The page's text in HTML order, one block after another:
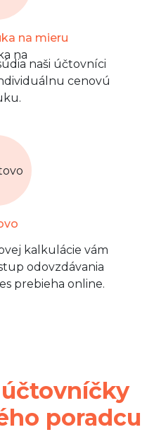
na mieru
naši účtovníci
cenovú
kalkulácie vám
odovzdávania
prebieha online.
účtovníčky
poradcu